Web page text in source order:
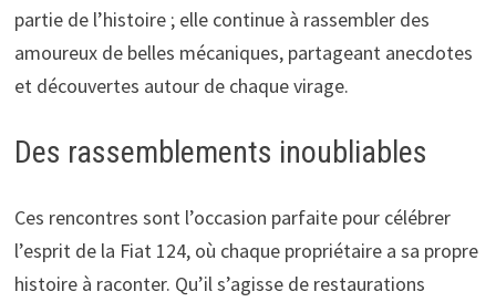
partie de l’histoire ; elle continue à rassembler des
amoureux de belles mécaniques, partageant anecdotes
et découvertes autour de chaque virage.
Des rassemblements inoubliables
Ces rencontres sont l’occasion parfaite pour célébrer
l’esprit de la Fiat 124, où chaque propriétaire a sa propre
histoire à raconter. Qu’il s’agisse de restaurations